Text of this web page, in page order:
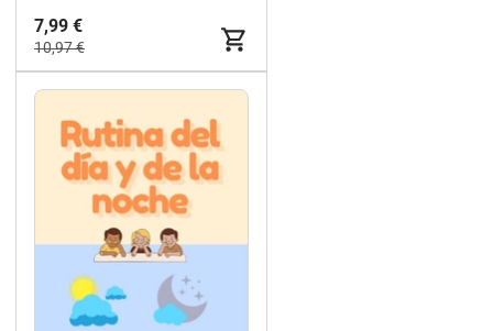
7,99 €
10,97 €